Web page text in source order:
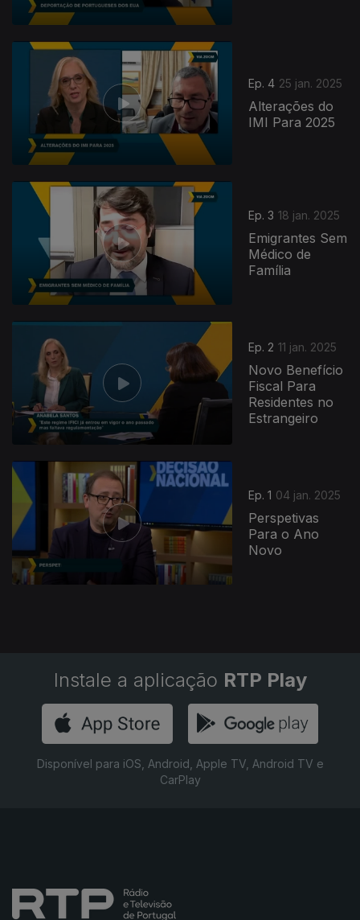
Ep. 4 25 jan. 2025
Alterações do
IMI Para 2025
Ep. 3 18 jan. 2025
Emigrantes Sem
Médico de
Família
Ep. 2 11 jan. 2025
Novo Benefício
Fiscal Para
Residentes no
Estrangeiro
Ep. 1 04 jan. 2025
Perspetivas
Para o Ano
Novo
Instale a aplicação RTP Play
Disponível para iOS, Android, Apple TV, Android TV e
CarPlay